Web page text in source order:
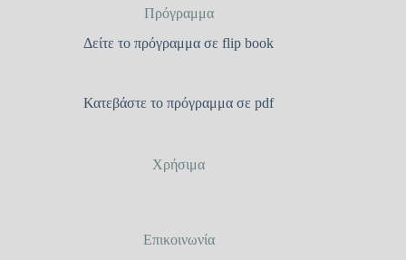
Πρόγραμμα
Δείτε το πρόγραμμα σε flip book
Κατεβάστε το πρόγραμμα σε pdf
Χρήσιμα
Επικοινωνία